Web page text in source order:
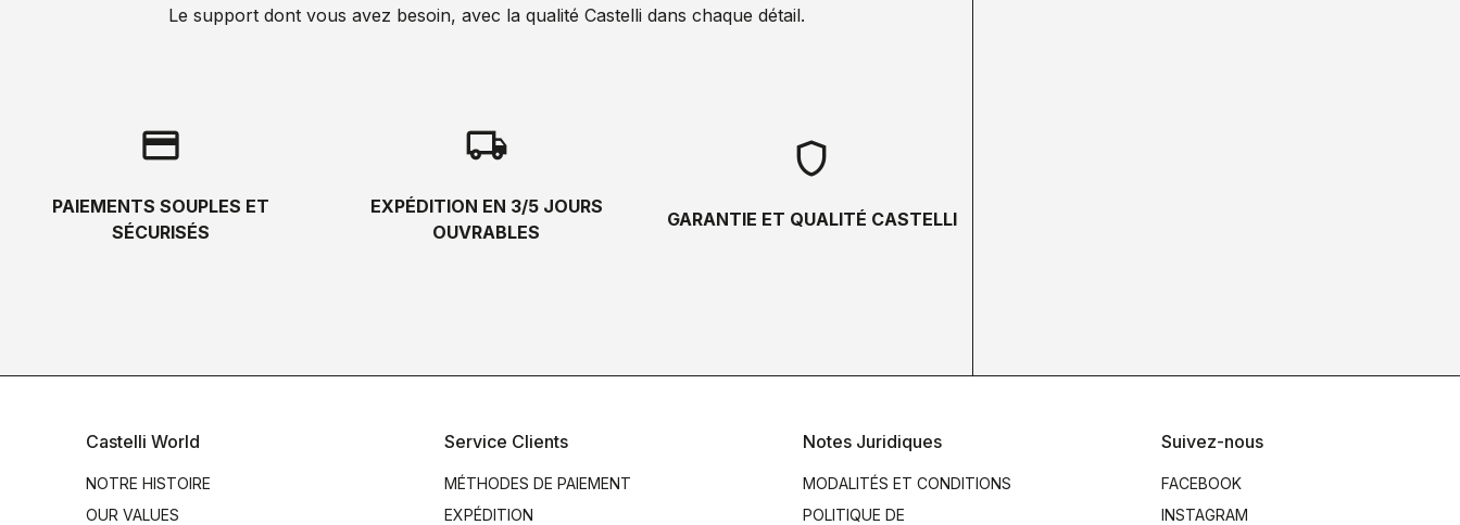
Le support dont vous avez besoin, avec la qualité Castelli dans chaque détail.
credit_card
PAIEMENTS SOUPLES ET
SÉCURISÉS
local_shipping
EXPÉDITION EN 3/5 JOURS
OUVRABLES
shield
GARANTIE ET QUALITÉ CASTELLI
Castelli World
NOTRE HISTOIRE
OUR VALUES
Service Clients
MÉTHODES DE PAIEMENT
EXPÉDITION
Notes Juridiques
MODALITÉS ET CONDITIONS
POLITIQUE DE
Suivez-nous
FACEBOOK
INSTAGRAM